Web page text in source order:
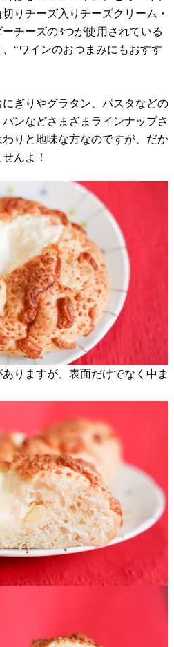
りチーズ入りチーズクリーム・
チーズの3つが使用されている
“ワインのおつまみにもおすす
にぎりやグラタン、パスタなどの
ンなどさまざまラインナップさ
りと地味な方なのですが、だか
んよ！
りますが、表面だけでなく中ま